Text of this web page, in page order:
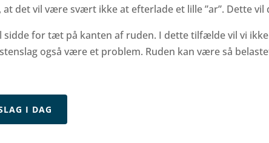
det vil være svært ikke at efterlade et lille ”ar”. Dette
for tæt på kanten af ruden. I dette tilfælde vil vi
også være et problem. Ruden kan være så
I DAG